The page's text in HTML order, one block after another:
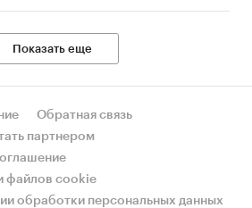
Показать еще
Обратная связь
партнером
файлов cookie
обработки персональных данных